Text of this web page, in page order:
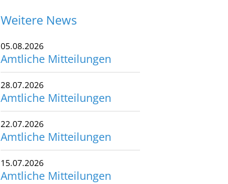
Weitere News
05.08.2026
Amtliche Mitteilungen
28.07.2026
Amtliche Mitteilungen
22.07.2026
Amtliche Mitteilungen
15.07.2026
Amtliche Mitteilungen